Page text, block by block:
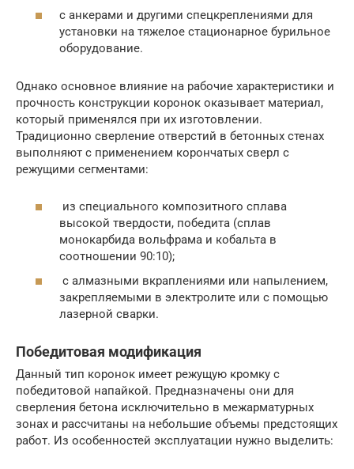
с анкерами и другими спецкреплениями для
установки на тяжелое стационарное бурильное
оборудование.
Однако основное влияние на рабочие характеристики и
прочность конструкции коронок оказывает материал,
который применялся при их изготовлении.
Традиционно сверление отверстий в бетонных стенах
выполняют с применением корончатых сверл с
режущими сегментами:
из специального композитного сплава
высокой твердости, победита (сплав
монокарбида вольфрама и кобальта в
соотношении 90:10);
с алмазными вкраплениями или напылением,
закрепляемыми в электролите или с помощью
лазерной сварки.
Победитовая модификация
Данный тип коронок имеет режущую кромку с
победитовой напайкой. Предназначены они для
сверления бетона исключительно в межарматурных
зонах и рассчитаны на небольшие объемы предстоящих
работ. Из особенностей эксплуатации нужно выделить: